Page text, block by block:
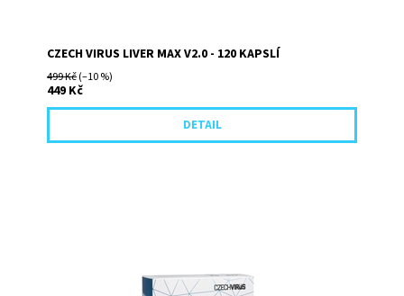
CZECH VIRUS LIVER MAX V2.0 - 120 KAPSLÍ
499 Kč(–10 %)
449 Kč
DETAIL
30 kapslí, 30 dávek